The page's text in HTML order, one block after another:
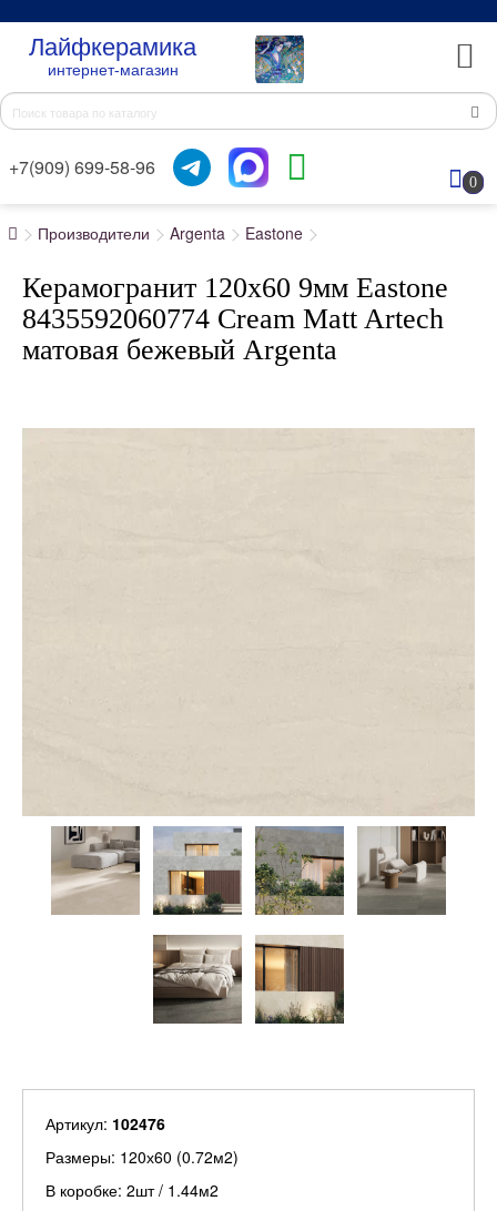
Лайфкерамика
интернет-магазин
+7(909) 699-58-96
0
Производители Argenta Eastone
Керамогранит 120x60 9мм Eastone
8435592060774 Cream Matt Artech
матовая бежевый Argenta
Артикул: 102476
Размеры: 120х60 (0.72м2)
В коробке: 2шт / 1.44м2